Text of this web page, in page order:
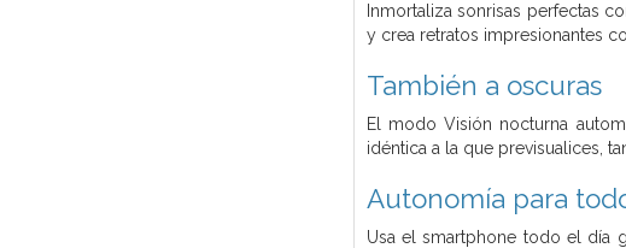
Inmortaliza sonrisas perfectas
y crea retratos impresionantes
También a oscuras
El modo Visión nocturna
idéntica a la que previsualices,
Autonomía para
Usa el smartphone todo el día